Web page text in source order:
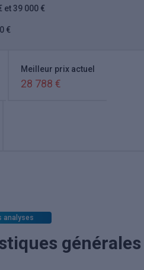
et 39 000 €
€
Meilleur prix actuel
28 788 €
analyses
générales